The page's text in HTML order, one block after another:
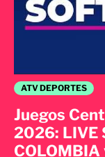
ATV DEPORTES
Juegos
2026: LIVE
COLOMBIA